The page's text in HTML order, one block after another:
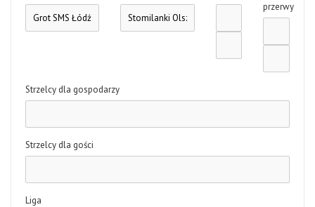
przerwy
Strzelcy dla gospodarzy
Strzelcy dla gości
Liga